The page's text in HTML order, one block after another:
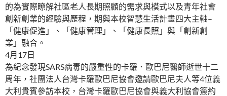
的為實際瞭解社區老人長期照顧的需求與模式以及青年社會
創新創業的經驗與歷程，期與本校智慧生活計畫四大主軸–
「健康促進」、「健康管理」、「健康長照」與「創新創
業」融合。
4月17日
為紀念發現SARS病毒的嚴重性的卡羅．歐巴尼醫師逝世十二
周年，社團法人台灣卡羅歐巴尼協會邀請歐巴尼夫人等4位義
大利貴賓參訪本校，台灣卡羅歐巴尼協會與義大利協會簽約